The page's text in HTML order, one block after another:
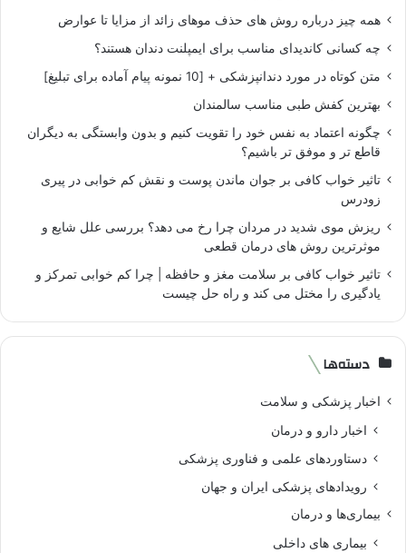
همه چیز درباره روش های حذف موهای زائد از مزایا تا عوارض
چه کسانی کاندیدای مناسب برای ایمپلنت دندان هستند؟
متن کوتاه در مورد دندانپزشکی + [10 نمونه پیام آماده برای تبلیغ]
بهترین کفش طبی مناسب سالمندان
چگونه اعتماد به نفس خود را تقویت کنیم و بدون وابستگی به دیگران
قاطع تر و موفق تر باشیم؟
تاثیر خواب کافی بر جوان ماندن پوست و نقش کم خوابی در پیری
زودرس
ریزش موی شدید در مردان چرا رخ می دهد؟ بررسی علل شایع و
موثرترین روش های درمان قطعی
تاثیر خواب کافی بر سلامت مغز و حافظه | چرا کم خوابی تمرکز و
یادگیری را مختل می کند و راه حل چیست
دسته‌ها
اخبار پزشکی و سلامت
اخبار دارو و درمان
دستاوردهای علمی و فناوری پزشکی
رویدادهای پزشکی ایران و جهان
بیماری‌ها و درمان
بیماری های داخلی